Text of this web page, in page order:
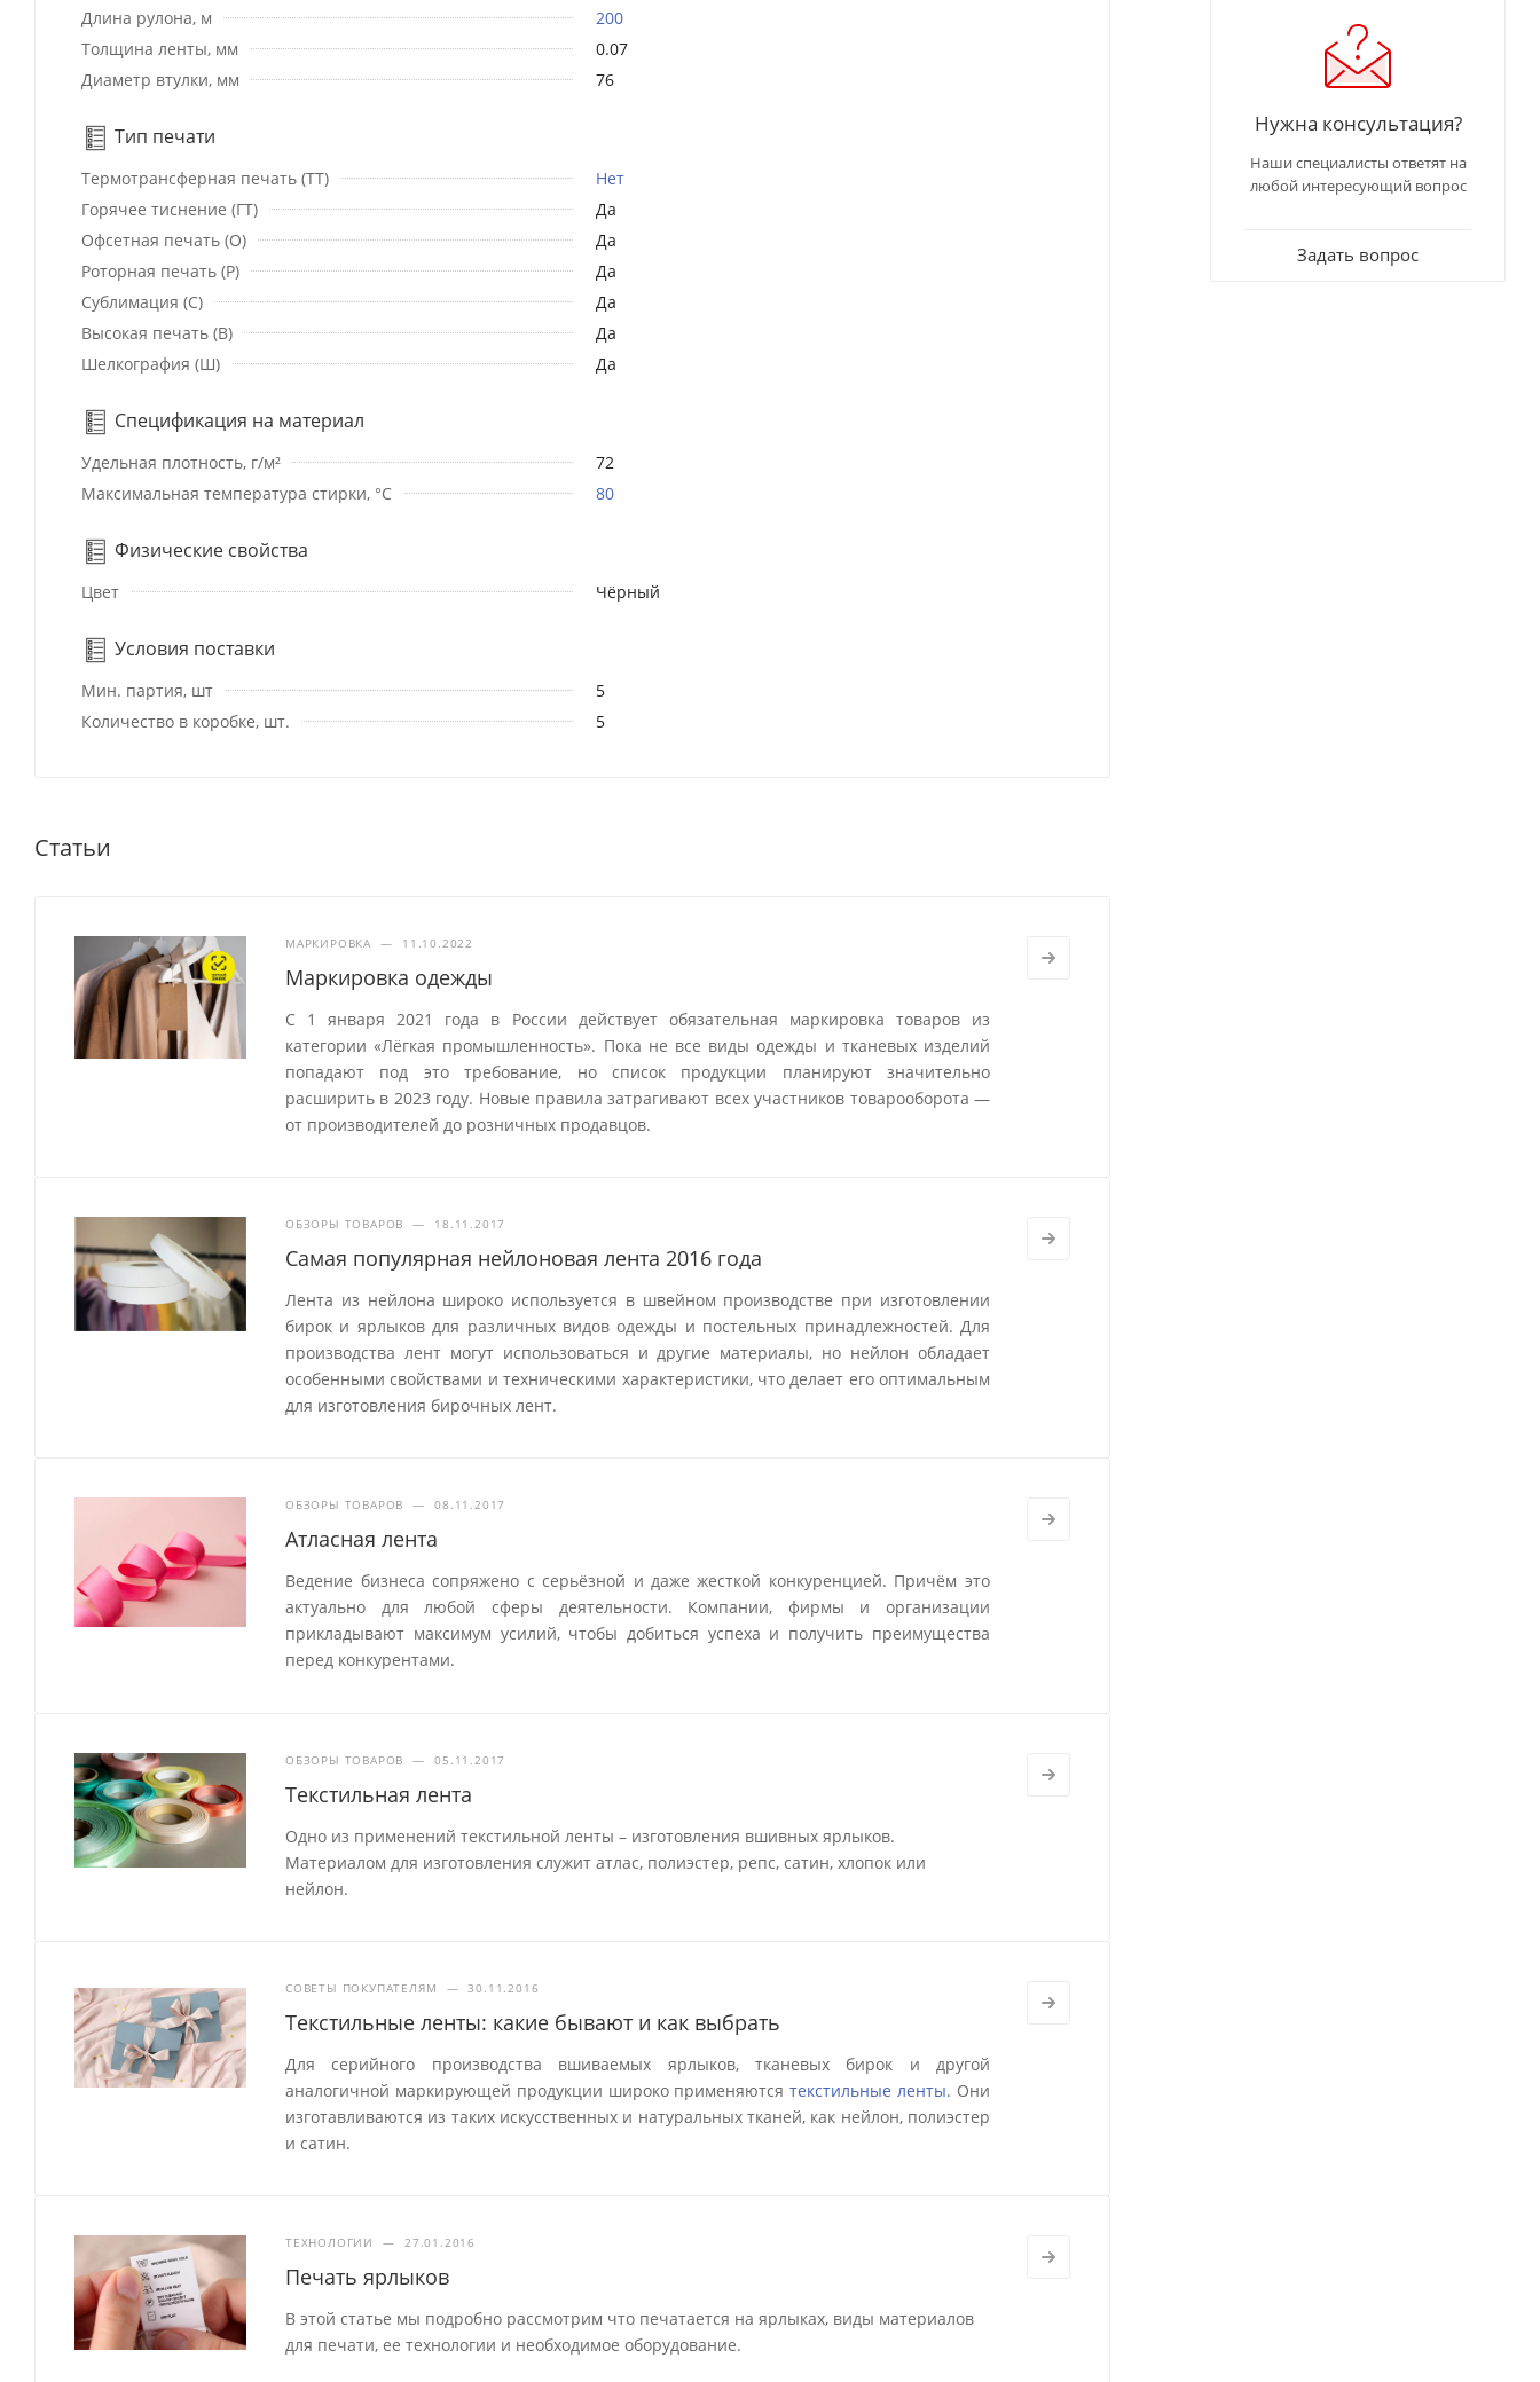
Длина рулона, м
200
Толщина ленты, мм
0.07
Диаметр втулки, мм
76
Тип печати
Термотрансферная печать (ТТ)
Нет
Горячее тиснение (ГТ)
Да
Офсетная печать (О)
Да
Роторная печать (Р)
Да
Сублимация (С)
Да
Высокая печать (В)
Да
Шелкография (Ш)
Да
Спецификация на материал
Удельная плотность, г/м²
72
Максимальная температура стирки, °C
80
Физические свойства
Цвет Чёрный
Условия поставки
Мин. партия, шт
5
Количество в коробке, шт.
5
Статьи
МАРКИРОВКА — 11.10.2022
Маркировка одежды
С 1 января 2021 года в России действует обязательная маркировка товаров из
категории «Лёгкая промышленность». Пока не все виды одежды и тканевых изделий
попадают под это требование, но список продукции планируют значительно
расширить в 2023 году. Новые правила затрагивают всех участников товарооборота —
от производителей до розничных продавцов.
ОБЗОРЫ ТОВАРОВ — 18.11.2017
Самая популярная нейлоновая лента 2016 года
Лента из нейлона широко используется в швейном производстве при изготовлении
бирок и ярлыков для различных видов одежды и постельных принадлежностей. Для
производства лент могут использоваться и другие материалы, но нейлон обладает
особенными свойствами и техническими характеристики, что делает его оптимальным
для изготовления бирочных лент.
ОБЗОРЫ ТОВАРОВ — 08.11.2017
Атласная лента
Ведение бизнеса сопряжено с серьёзной и даже жесткой конкуренцией. Причём это
актуально для любой сферы деятельности. Компании, фирмы и организации
прикладывают максимум усилий, чтобы добиться успеха и получить преимущества
перед конкурентами.
ОБЗОРЫ ТОВАРОВ — 05.11.2017
Текстильная лента
Одно из применений текстильной ленты – изготовления вшивных ярлыков.
Материалом для изготовления служит атлас, полиэстер, репс, сатин, хлопок или
нейлон.
СОВЕТЫ ПОКУПАТЕЛЯМ — 30.11.2016
Текстильные ленты: какие бывают и как выбрать
Для серийного производства вшиваемых ярлыков, тканевых бирок и другой
аналогичной маркирующей продукции широко применяютсятекстильные ленты. Они
изготавливаются из таких искусственных и натуральных тканей, как нейлон, полиэстер
и сатин.
ТЕХНОЛОГИИ — 27.01.2016
Печать ярлыков
В этой статье мы подробно рассмотрим что печатается на ярлыках, виды материалов
для печати, ее технологии и необходимое оборудование.
Нужна консультация?
Наши специалисты ответят на
любой интересующий вопрос
Задать вопрос